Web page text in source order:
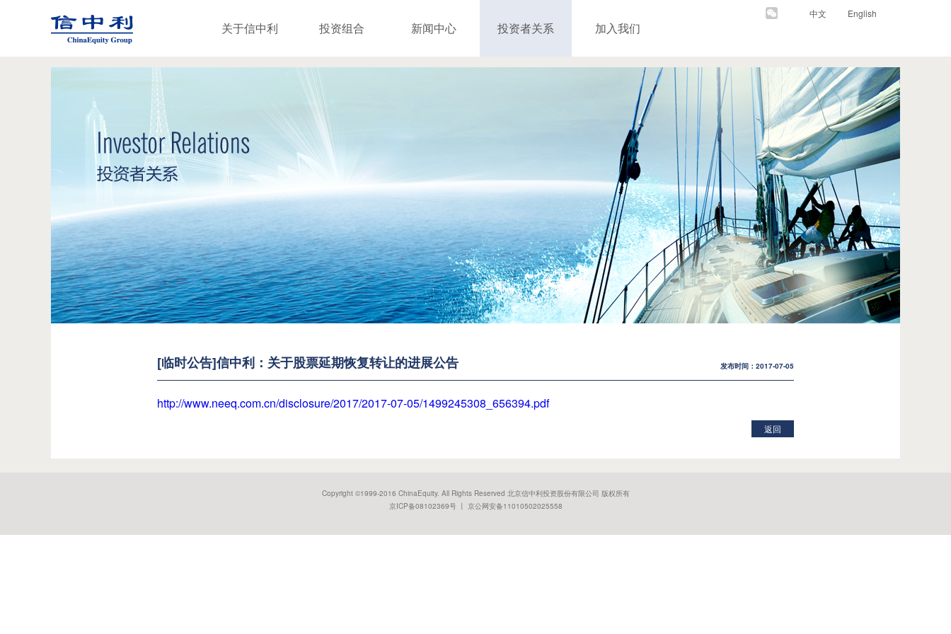
关于信中利 投资组合 新闻中心 投资者关系 加入我们
中文 English
[临时公告]信中利：关于股票延期恢复转让的进展公告 发布时间：2017-07-05
http://www.neeq.com.cn/disclosure/2017/2017-07-05/1499245308_656394.pdf
返回
Copyright ©1999-2016 ChinaEquity. All Rights Reserved 北京信中利投资股份有限公司 版权所有
京ICP备08102369号 丨 京公网安备11010502025558